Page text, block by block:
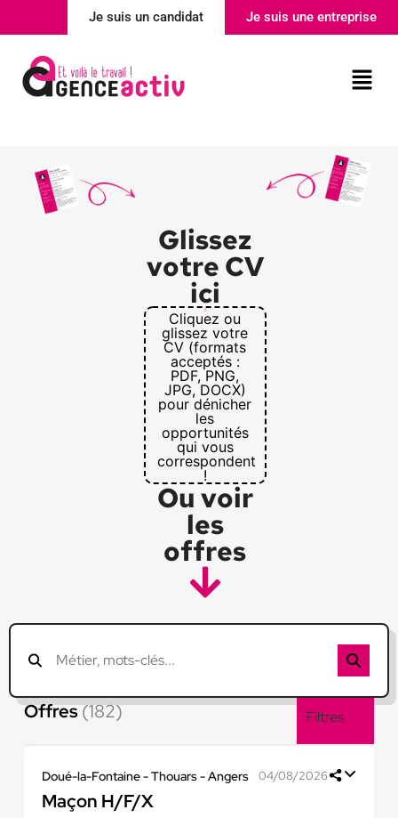
Je suis un candidat Je suis une entreprise
Glissez
votre CV
ici
Cliquez ou
glissez votre
CV (formats
acceptés :
PDF, PNG,
JPG, DOCX)
pour dénicher
les
opportunités
qui vous
correspondent
!
Ou voir
les
offres
Offres(182) Filtres
Doué-la-Fontaine - Thouars - Angers 04/08/2026
Maçon H/F/X